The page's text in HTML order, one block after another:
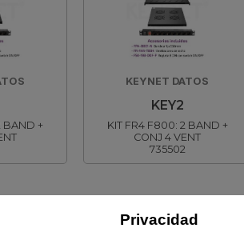
Privacidad
BAND +
KEYNET DATOS
KEY2
KIT FR4 F800: 2 BAND +
CONJ 4 VENT
735502